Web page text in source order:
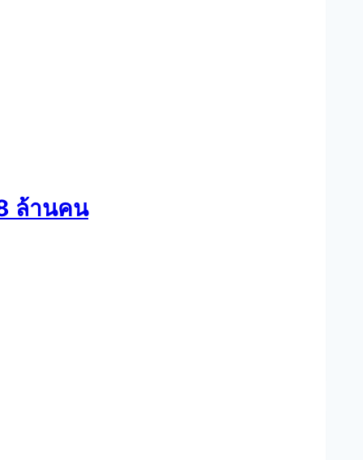
ล้านคน